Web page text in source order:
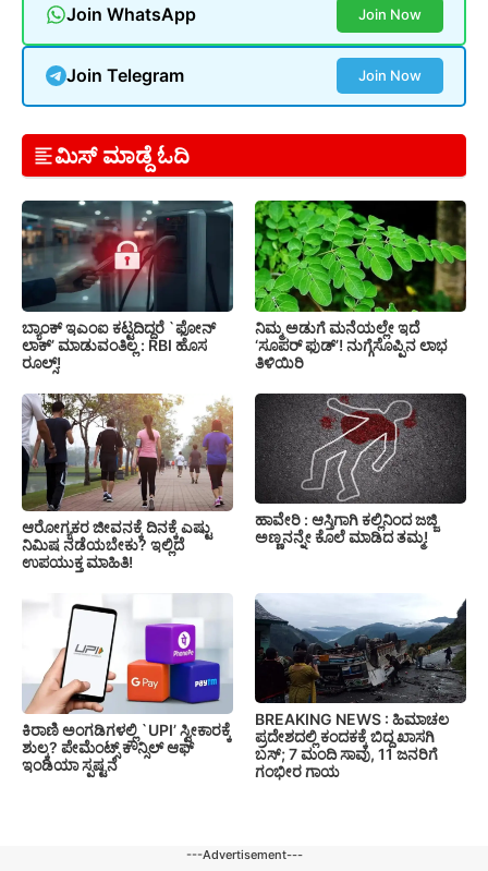
Join WhatsApp Join Now
Join Telegram Join Now
ಮಿಸ್ ಮಾಡ್ದೆ ಓದಿ
ಬ್ಯಾಂಕ್ ಇಎಂಐ ಕಟ್ಟದಿದ್ದರೆ `ಫೋನ್
ಲಾಕ್’ ಮಾಡುವಂತಿಲ್ಲ : RBI ಹೊಸ
ರೂಲ್ಸ್!
ನಿಮ್ಮ ಅಡುಗೆ ಮನೆಯಲ್ಲೇ ಇದೆ
‘ಸೂಪರ್ ಫುಡ್’! ನುಗ್ಗೆಸೊಪ್ಪಿನ ಲಾಭ
ತಿಳಿಯಿರಿ
ಆರೋಗ್ಯಕರ ಜೀವನಕ್ಕೆ ದಿನಕ್ಕೆ ಎಷ್ಟು
ನಿಮಿಷ ನಡೆಯಬೇಕು? ಇಲ್ಲಿದೆ
ಉಪಯುಕ್ತ ಮಾಹಿತಿ!
ಹಾವೇರಿ : ಆಸ್ತಿಗಾಗಿ ಕಲ್ಲಿನಿಂದ ಜಜ್ಜಿ
ಅಣ್ಣನನ್ನೇ ಕೊಲೆ ಮಾಡಿದ ತಮ್ಮ!
ಕಿರಾಣಿ ಅಂಗಡಿಗಳಲ್ಲಿ `UPI’ ಸ್ವೀಕಾರಕ್ಕೆ
ಶುಲ್ಕ? ಪೇಮೆಂಟ್ಸ್ ಕೌನ್ಸಿಲ್ ಆಫ್
ಇಂಡಿಯಾ ಸ್ಪಷ್ಟನೆ
BREAKING NEWS : ಹಿಮಾಚಲ
ಪ್ರದೇಶದಲ್ಲಿ ಕಂದಕಕ್ಕೆ ಬಿದ್ದ ಖಾಸಗಿ
ಬಸ್; 7 ಮಂದಿ ಸಾವು, 11 ಜನರಿಗೆ
ಗಂಭೀರ ಗಾಯ
---Advertisement---